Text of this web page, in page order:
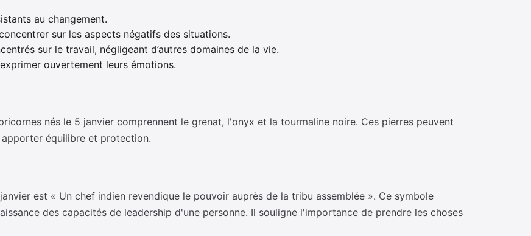
au changement.
sur les aspects négatifs des situations.
sur le travail, négligeant d’autres domaines de la vie.
ouvertement leurs émotions.
nés le 5 janvier comprennent le grenat, l'onyx et la tourmaline noire. Ces pierres peuvent
équilibre et protection.
est « Un chef indien revendique le pouvoir auprès de la tribu assemblée ». Ce symbole
des capacités de leadership d'une personne. Il souligne l'importance de prendre les choses